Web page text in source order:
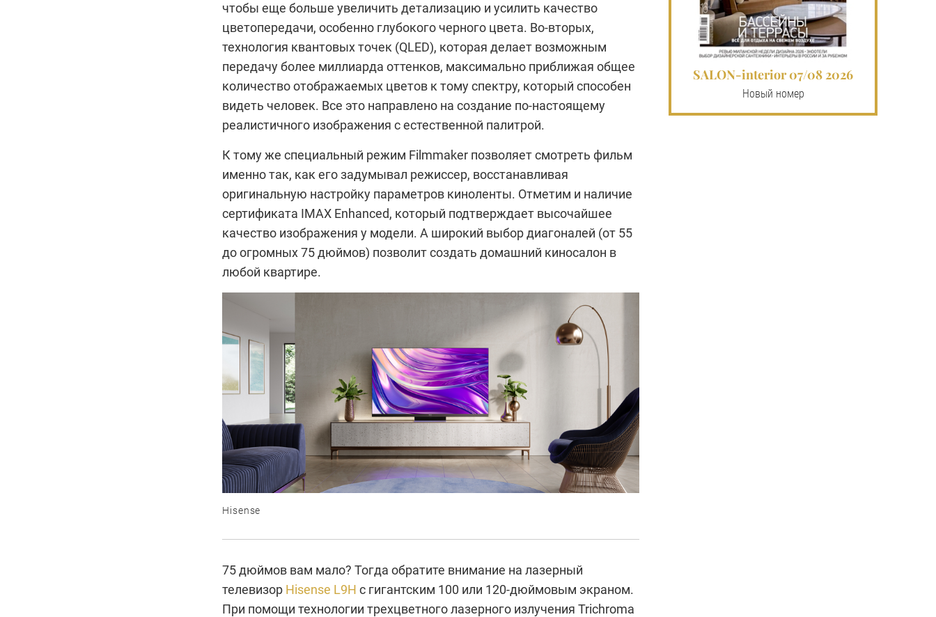
чтобы еще больше увеличить детализацию и усилить качество
цветопередачи, особенно глубокого черного цвета. Во-вторых,
технология квантовых точек (QLED), которая делает возможным
передачу более миллиарда оттенков, максимально приближая общее
количество отображаемых цветов к тому спектру, который способен
видеть человек. Все это направлено на создание по-настоящему
реалистичного изображения с естественной палитрой.
К тому же специальный режим Filmmaker позволяет смотреть фильм
именно так, как его задумывал режиссер, восстанавливая
оригинальную настройку параметров киноленты. Отметим и наличие
сертификата IMAX Enhanced, который подтверждает высочайшее
качество изображения у модели. А широкий выбор диагоналей (от 55
до огромных 75 дюймов) позволит создать домашний киносалон в
любой квартире.
Hisense
75 дюймов вам мало? Тогда обратите внимание на лазерный
телевизор Hisense L9H с гигантским 100 или 120-дюймовым экраном.
При помощи технологии трехцветного лазерного излучения Trichroma
SALON-interior 07/08 2026
Новый номер